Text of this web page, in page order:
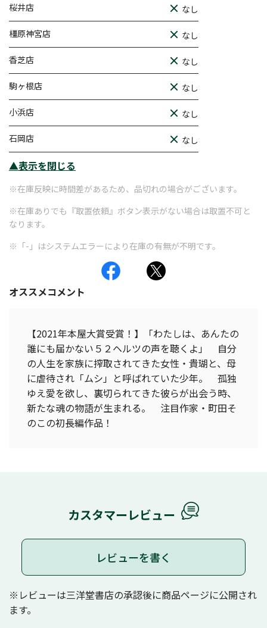
桜井店 なし
橿原神宮店 なし
香芝店 なし
駒ヶ根店 なし
小浜店 なし
石岡店 なし
▲表示を閉じる
※在庫反映に時間差があるため、品切れの場合がございます。
※在庫ありでも『取置依頼』ボタン表示がない場合は取置不可と
なります。
※「-」はシステムエラーにより在庫の有無が不明です。
オススメコメント
【2021年本屋大賞受賞！】「わたしは、あんたの
誰にも届かない５２ヘルツの声を聴くよ」 自分
の人生を家族に搾取されてきた女性・貴瑚と、母
に虐待され「ムシ」と呼ばれていた少年。 孤独
ゆえ愛を欲し、裏切られてきた彼らが出会う時、
新たな魂の物語が生まれる。 注目作家・町田そ
のこの初長編作品！
カスタマーレビュー
レビューを書く
※レビューは三洋堂書店の承認後に商品ページに公開され
ます。